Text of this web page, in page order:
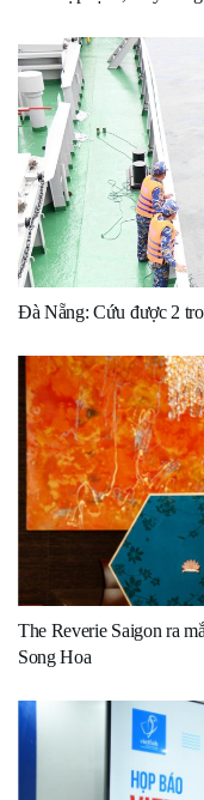
Đà Nẵng: Cứu được 2
The Reverie Saigon ra
Song Hoa